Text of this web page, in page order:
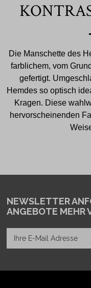
Die Manschette des
farblichem, vom
gefertigt.
Hemdes so optisch
Kragen. Diese
hervorscheinenden
NEWSLETTER
ANGEBOTE MEHR